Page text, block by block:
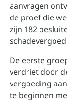
aanvragen
de proef die
zijn 182
De eerste
verdriet door
vergoeding
te beginnen